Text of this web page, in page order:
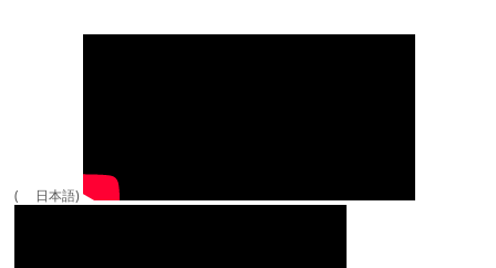
( 日本語)